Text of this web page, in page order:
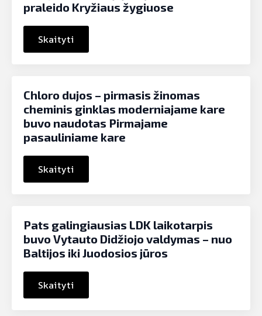
praleido Kryžiaus žygiuose
Skaityti
Chloro dujos – pirmasis žinomas
cheminis ginklas moderniajame kare
buvo naudotas Pirmajame
pasauliniame kare
Skaityti
Pats galingiausias LDK laikotarpis
buvo Vytauto Didžiojo valdymas – nuo
Baltijos iki Juodosios jūros
Skaityti